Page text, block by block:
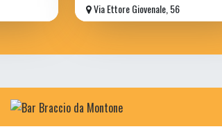
Via Ettore Giovenale, 56